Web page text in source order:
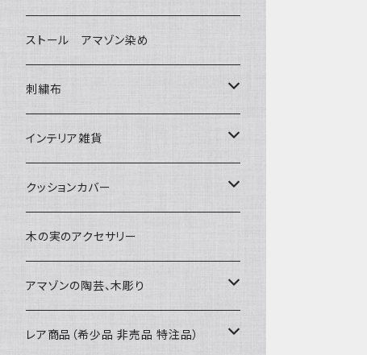
ー
中型布 30-90cm
30-50
小型布 コースター・カフェマット・ポ
ットマット
小型マット（正方形）
細長布 ロング テーブルランナー
バッグ
草木染めと泥染め
帆布の泥染め
ポシェット・ポーチ・巾着
ポシェット・ショルダー
ポーチ・丸ポーチ・クラッチバッグ
パッチワーク
その他
ブックカバー
ストール アマゾン染め
刺繍布
大判刺繍腰巻
大判泥染め刺繍
小型・中型刺繍雑貨
インテリア雑貨
額装・木枠・パネル
テーブルコーディネート
コースター
カフェマット
クッションカバー
小さめ 35cmより
40〜43cm
45cmx45cm
木の実のアクセサリー
アマゾンの陶芸、木彫り
素焼きの器、動物たち
レア商品（希少品 非売品 特注品）